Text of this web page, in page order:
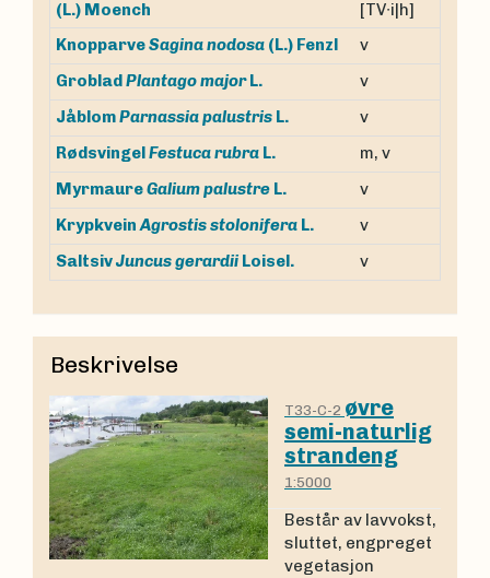
(L.) Moench
[TV∙i|h]
KnopparveSagina nodosa (L.) Fenzl
v
GrobladPlantago major L.
v
JåblomParnassia palustris L.
v
RødsvingelFestuca rubra L.
m, v
MyrmaureGalium palustre L.
v
Krypkvein Agrostis stolonifera L.
v
SaltsivJuncus gerardii Loisel. v
Beskrivelse
T33-C-2 øvre
semi-naturlig
strandeng
1:5000
Består av lavvokst,
sluttet, engpreget
vegetasjon